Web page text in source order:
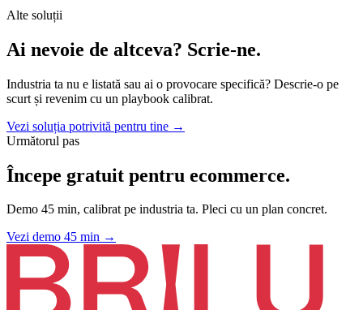
Alte soluții
Ai nevoie de altceva? Scrie-ne.
Industria ta nu e listată sau ai o provocare specifică? Descrie-o pe
scurt și revenim cu un playbook calibrat.
Vezi soluția potrivită pentru tine →
Următorul pas
Începe gratuit pentru ecommerce.
Demo 45 min, calibrat pe industria ta. Pleci cu un plan concret.
Vezi demo 45 min →